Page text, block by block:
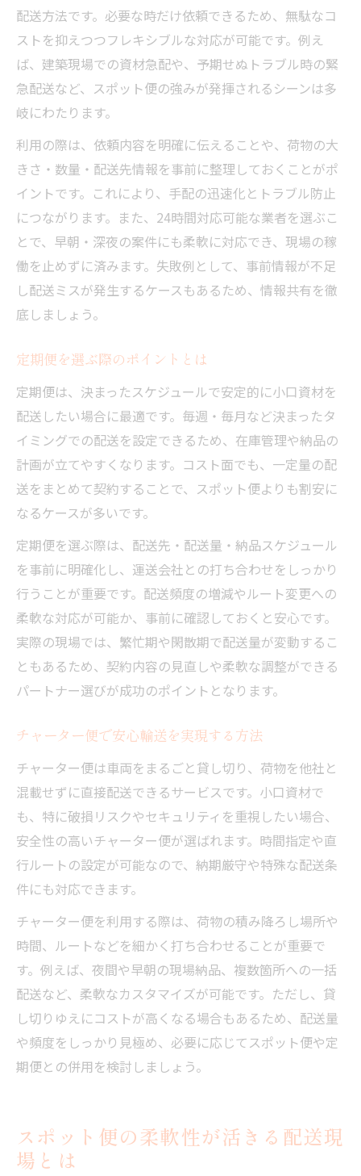
配送方法です。必要な時だけ依頼できるため、無駄なコ
ストを抑えつつフレキシブルな対応が可能です。例え
ば、建築現場での資材急配や、予期せぬトラブル時の緊
急配送など、スポット便の強みが発揮されるシーンは多
岐にわたります。
利用の際は、依頼内容を明確に伝えることや、荷物の大
きさ・数量・配送先情報を事前に整理しておくことがポ
イントです。これにより、手配の迅速化とトラブル防止
につながります。また、24時間対応可能な業者を選ぶこ
とで、早朝・深夜の案件にも柔軟に対応でき、現場の稼
働を止めずに済みます。失敗例として、事前情報が不足
し配送ミスが発生するケースもあるため、情報共有を徹
底しましょう。
定期便を選ぶ際のポイントとは
定期便は、決まったスケジュールで安定的に小口資材を
配送したい場合に最適です。毎週・毎月など決まったタ
イミングでの配送を設定できるため、在庫管理や納品の
計画が立てやすくなります。コスト面でも、一定量の配
送をまとめて契約することで、スポット便よりも割安に
なるケースが多いです。
定期便を選ぶ際は、配送先・配送量・納品スケジュール
を事前に明確化し、運送会社との打ち合わせをしっかり
行うことが重要です。配送頻度の増減やルート変更への
柔軟な対応が可能か、事前に確認しておくと安心です。
実際の現場では、繁忙期や閑散期で配送量が変動するこ
ともあるため、契約内容の見直しや柔軟な調整ができる
パートナー選びが成功のポイントとなります。
チャーター便で安心輸送を実現する方法
チャーター便は車両をまるごと貸し切り、荷物を他社と
混載せずに直接配送できるサービスです。小口資材で
も、特に破損リスクやセキュリティを重視したい場合、
安全性の高いチャーター便が選ばれます。時間指定や直
行ルートの設定が可能なので、納期厳守や特殊な配送条
件にも対応できます。
チャーター便を利用する際は、荷物の積み降ろし場所や
時間、ルートなどを細かく打ち合わせることが重要で
す。例えば、夜間や早朝の現場納品、複数箇所への一括
配送など、柔軟なカスタマイズが可能です。ただし、貸
し切りゆえにコストが高くなる場合もあるため、配送量
や頻度をしっかり見極め、必要に応じてスポット便や定
期便との併用を検討しましょう。
スポット便の柔軟性が活きる配送現
場とは